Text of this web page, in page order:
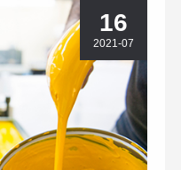
16
2021-07